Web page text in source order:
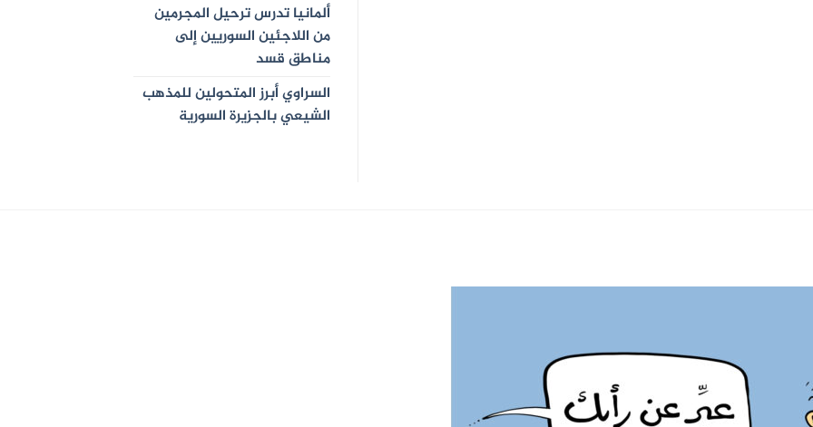
ألمانيا تدرس ترحيل المجرمين
من اللاجئين السوريين إلى
مناطق قسد
السراوي أبرز المتحولين للمذهب
الشيعي بالجزيرة السورية